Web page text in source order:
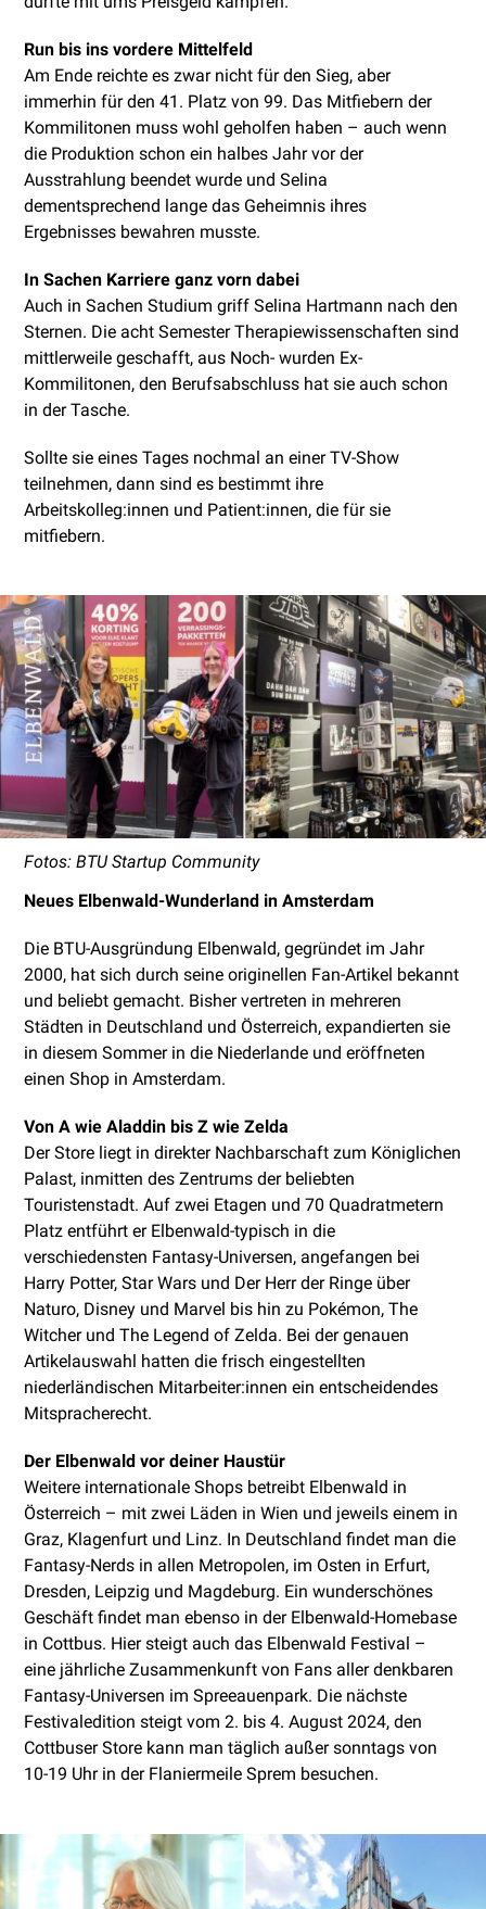
Run bis ins vordere Mittelfeld
Am Ende reichte es zwar nicht für den Sieg, aber
immerhin für den 41. Platz von 99. Das Mitfiebern der
Kommilitonen muss wohl geholfen haben – auch wenn
die Produktion schon ein halbes Jahr vor der
Ausstrahlung beendet wurde und Selina
dementsprechend lange das Geheimnis ihres
Ergebnisses bewahren musste.
In Sachen Karriere ganz vorn dabei
Auch in Sachen Studium griff Selina Hartmann nach den
Sternen. Die acht Semester Therapiewissenschaften sind
mittlerweile geschafft, aus Noch- wurden Ex-
Kommilitonen, den Berufsabschluss hat sie auch schon
in der Tasche.
Sollte sie eines Tages nochmal an einer TV-Show
teilnehmen, dann sind es bestimmt ihre
Arbeitskolleg:innen und Patient:innen, die für sie
mitfiebern.
Fotos: BTU Startup Community
Neues Elbenwald-Wunderland in Amsterdam
Die BTU-Ausgründung Elbenwald, gegründet im Jahr
2000, hat sich durch seine originellen Fan-Artikel bekannt
und beliebt gemacht. Bisher vertreten in mehreren
Städten in Deutschland und Österreich, expandierten sie
in diesem Sommer in die Niederlande und eröffneten
einen Shop in Amsterdam.
Von A wie Aladdin bis Z wie Zelda
Der Store liegt in direkter Nachbarschaft zum Königlichen
Palast, inmitten des Zentrums der beliebten
Touristenstadt. Auf zwei Etagen und 70 Quadratmetern
Platz entführt er Elbenwald-typisch in die
verschiedensten Fantasy-Universen, angefangen bei
Harry Potter, Star Wars und Der Herr der Ringe über
Naturo, Disney und Marvel bis hin zu Pokémon, The
Witcher und The Legend of Zelda. Bei der genauen
Artikelauswahl hatten die frisch eingestellten
niederländischen Mitarbeiter:innen ein entscheidendes
Mitspracherecht.
Der Elbenwald vor deiner Haustür
Weitere internationale Shops betreibt Elbenwald in
Österreich – mit zwei Läden in Wien und jeweils einem in
Graz, Klagenfurt und Linz. In Deutschland findet man die
Fantasy-Nerds in allen Metropolen, im Osten in Erfurt,
Dresden, Leipzig und Magdeburg. Ein wunderschönes
Geschäft findet man ebenso in der Elbenwald-Homebase
in Cottbus. Hier steigt auch das Elbenwald Festival –
eine jährliche Zusammenkunft von Fans aller denkbaren
Fantasy-Universen im Spreeauenpark. Die nächste
Festivaledition steigt vom 2. bis 4. August 2024, den
Cottbuser Store kann man täglich außer sonntags von
10-19 Uhr in der Flaniermeile Sprem besuchen.